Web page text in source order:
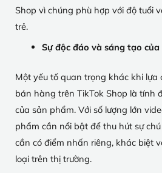
Shop vì chúng phù hợp với độ tuổi
trẻ.
Sự độc đáo và sáng tạo
Một yếu tố quan trọng khác khi lựa
bán hàng trên TikTok Shop là tính
của sản phẩm. Với số lượng lớn
phẩm cần nổi bật để thu hút sự
cần có điểm nhấn riêng, khác biệt
loại trên thị trường.